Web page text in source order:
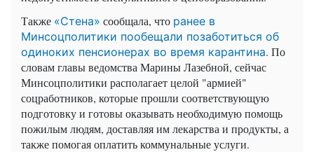
Также «Стена» сообщала, что ранее в
Минсоцполитики пообещали позаботиться об
одиноких пенсионерах во время карантина. По
словам главы ведомства Марины Лазебной, сейчас
Минсоцполитики располагает целой "армией"
соцработников, которые прошли соответствующую
подготовку и готовы оказывать необходимую помощь
пожилым людям, доставляя им лекарства и продукты, а
также помогая оплатить коммунальные услуги.